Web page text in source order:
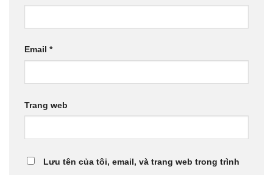
Email *
Trang web
Lưu tên của tôi, email, và trang web trong trình